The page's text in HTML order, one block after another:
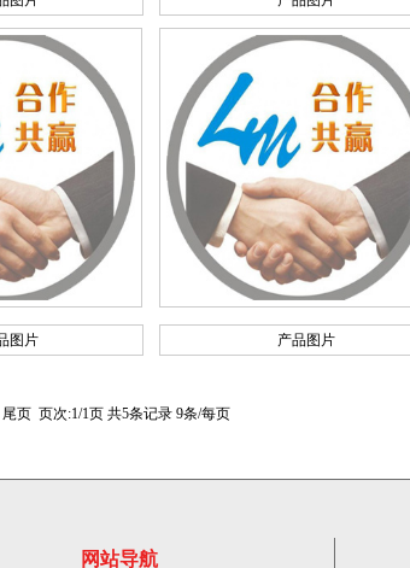
图片 产品图片
页 页次:1/1页 共5条记录 9条/每页
网站导航